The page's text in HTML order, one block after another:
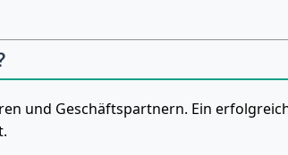
und Geschäftspartnern. Ein